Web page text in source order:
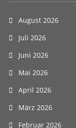
August 2026
Juli 2026
Juni 2026
Mai 2026
April 2026
März 2026
Februar 2026